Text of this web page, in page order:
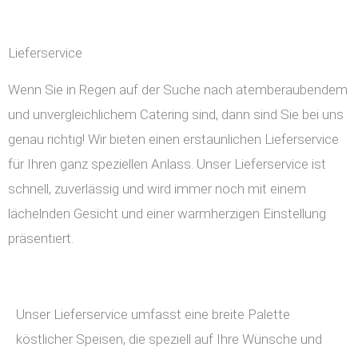
Lieferservice
Wenn Sie in Regen auf der Suche nach atemberaubendem
und unvergleichlichem Catering sind, dann sind Sie bei uns
genau richtig! Wir bieten einen erstaunlichen Lieferservice
für Ihren ganz speziellen Anlass. Unser Lieferservice ist
schnell, zuverlässig und wird immer noch mit einem
lächelnden Gesicht und einer warmherzigen Einstellung
präsentiert.
Unser Lieferservice umfasst eine breite Palette
köstlicher Speisen, die speziell auf Ihre Wünsche und